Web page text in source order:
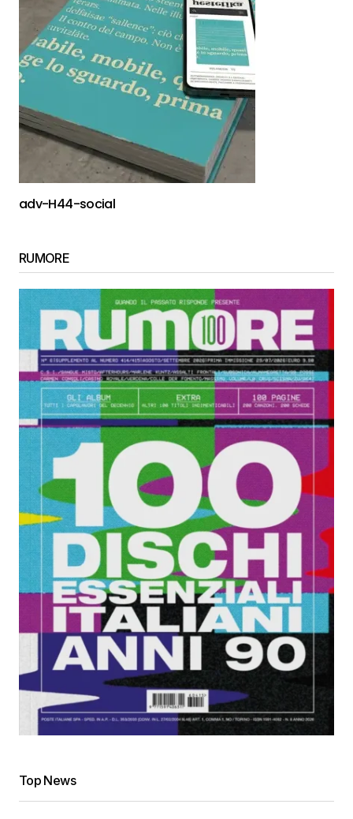
adv-H44-social
RUMORE
Top News